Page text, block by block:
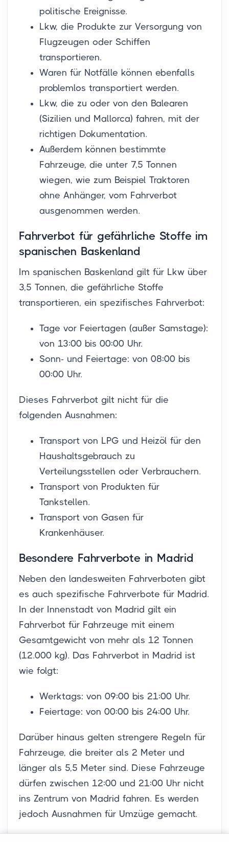
politische Ereignisse.
Lkw, die Produkte zur Versorgung von
Flugzeugen oder Schiffen
transportieren.
Waren für Notfälle können ebenfalls
problemlos transportiert werden.
Lkw, die zu oder von den Balearen
(Sizilien und Mallorca) fahren, mit der
richtigen Dokumentation.
Außerdem können bestimmte
Fahrzeuge, die unter 7,5 Tonnen
wiegen, wie zum Beispiel Traktoren
ohne Anhänger, vom Fahrverbot
ausgenommen werden.
Fahrverbot für gefährliche Stoffe im
spanischen Baskenland
Im spanischen Baskenland gilt für Lkw über
3,5 Tonnen, die gefährliche Stoffe
transportieren, ein spezifisches Fahrverbot:
Tage vor Feiertagen (außer Samstage):
von 13:00 bis 00:00 Uhr.
Sonn- und Feiertage: von 08:00 bis
00:00 Uhr.
Dieses Fahrverbot gilt nicht für die
folgenden Ausnahmen:
Transport von LPG und Heizöl für den
Haushaltsgebrauch zu
Verteilungsstellen oder Verbrauchern.
Transport von Produkten für
Tankstellen.
Transport von Gasen für
Krankenhäuser.
Besondere Fahrverbote in Madrid
Neben den landesweiten Fahrverboten gibt
es auch spezifische Fahrverbote für Madrid.
In der Innenstadt von Madrid gilt ein
Fahrverbot für Fahrzeuge mit einem
Gesamtgewicht von mehr als 12 Tonnen
(12.000 kg). Das Fahrverbot in Madrid ist
wie folgt:
Werktags: von 09:00 bis 21:00 Uhr.
Feiertage: von 00:00 bis 24:00 Uhr.
Darüber hinaus gelten strengere Regeln für
Fahrzeuge, die breiter als 2 Meter und
länger als 5,5 Meter sind. Diese Fahrzeuge
dürfen zwischen 12:00 und 21:00 Uhr nicht
ins Zentrum von Madrid fahren. Es werden
jedoch Ausnahmen für Umzüge gemacht.